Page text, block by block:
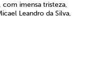
imensa tristeza,
Leandro da Silva,